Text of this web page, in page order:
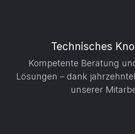
Technisches
Kompetente Beratung
Lösungen – dank
unserer